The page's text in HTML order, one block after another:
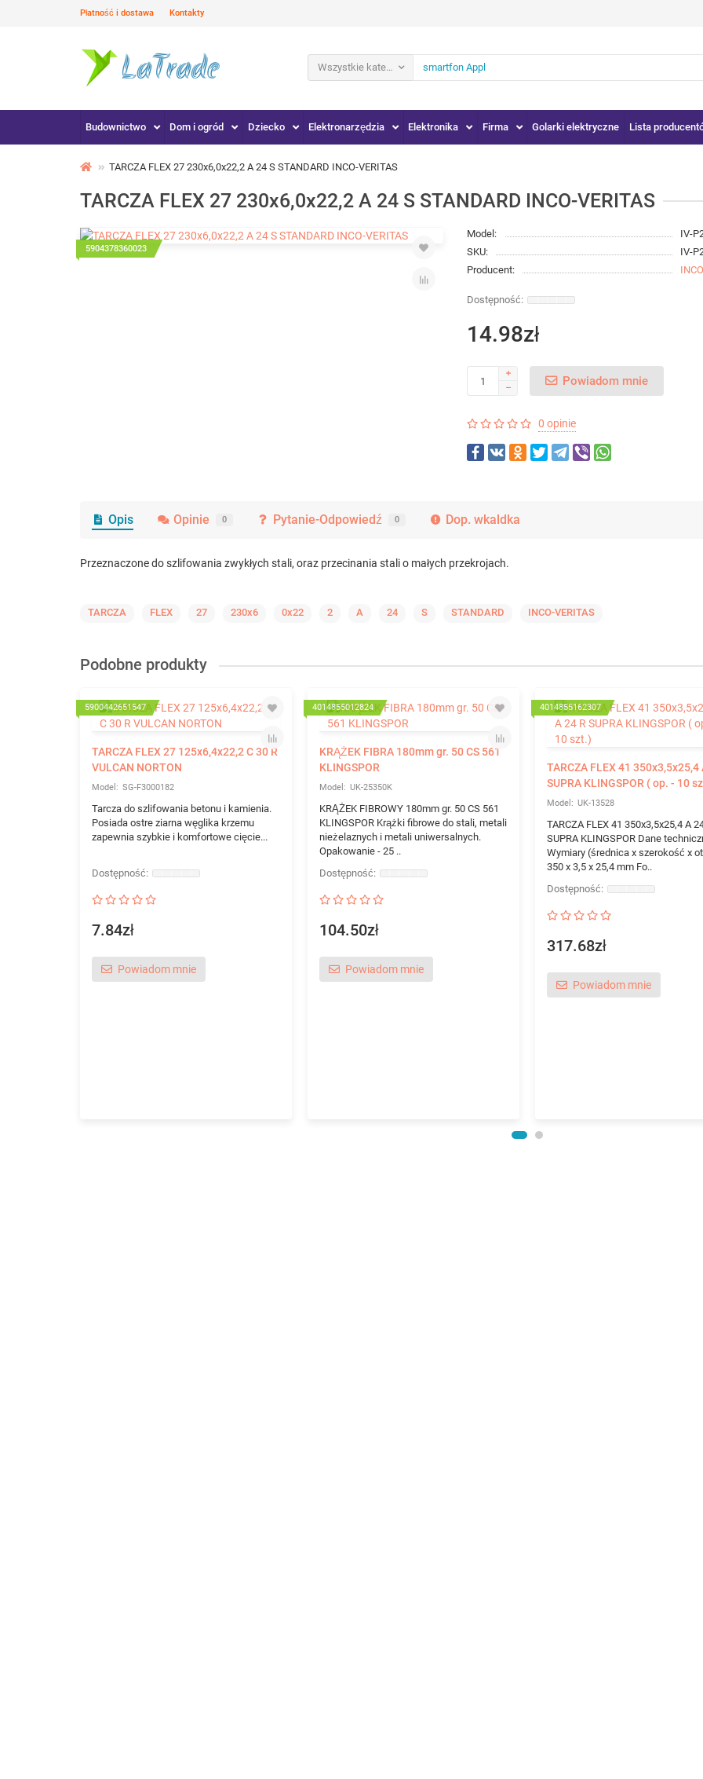
Płatność i dostawa Kontakty
Wszystkie kategorie
Budownictwo Dom i ogród Dziecko Elektronarzędzia Elektronika Firma Golarki elektryczne Lista
TARCZA FLEX 27 230x6,0x22,2 A 24 S STANDARD INCO-VERITAS
TARCZA FLEX 27 230x6,0x22,2 A 24 S STANDARD INCO-VERITAS
5904378360023
Model:
IV-
SKU:
IV-
Producent:
14.98zł
Powiadom mnie
0 opinie
Opis Opinie 0 Pytanie-Odpowiedź 0 Dop. wkaldka
Przeznaczone do szlifowania zwykłych stali, oraz przecinania stali o małych przekrojach.
TARCZA FLEX 27 230x6 0x22 2 A 24 S STANDARD INCO-VERITAS
Podobne produkty
5900442651547
TARCZA FLEX 27 125x6,4x22,2 C 30 R
VULCAN NORTON
SG-F3000182
Tarcza do szlifowania betonu i kamienia.
Posiada ostre ziarna węglika krzemu
zapewnia szybkie i komfortowe cięcie...
7.84zł
Powiadom mnie
4014855012824
KRĄŻEK FIBRA 180mm gr. 50 CS 561
KLINGSPOR
UK-25350K
KRĄŻEK FIBROWY 180mm gr. 50 CS 561
KLINGSPOR Krążki fibrowe do stali, metali
nieżelaznych i metali uniwersalnych.
Opakowanie - 25 ..
104.50zł
Powiadom mnie
4014855162307
TARCZA FLEX 41 350x3,5x25,4
SUPRA KLINGSPOR ( op. - 10
UK-13528
TARCZA FLEX 41 350x3,5x25,4 A
SUPRA KLINGSPOR Dane
Wymiary (średnica x szerokość x
350 x 3,5 x 25,4 mm Fo..
317.68zł
Powiadom mnie